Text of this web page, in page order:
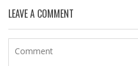
LEAVE A COMMENT